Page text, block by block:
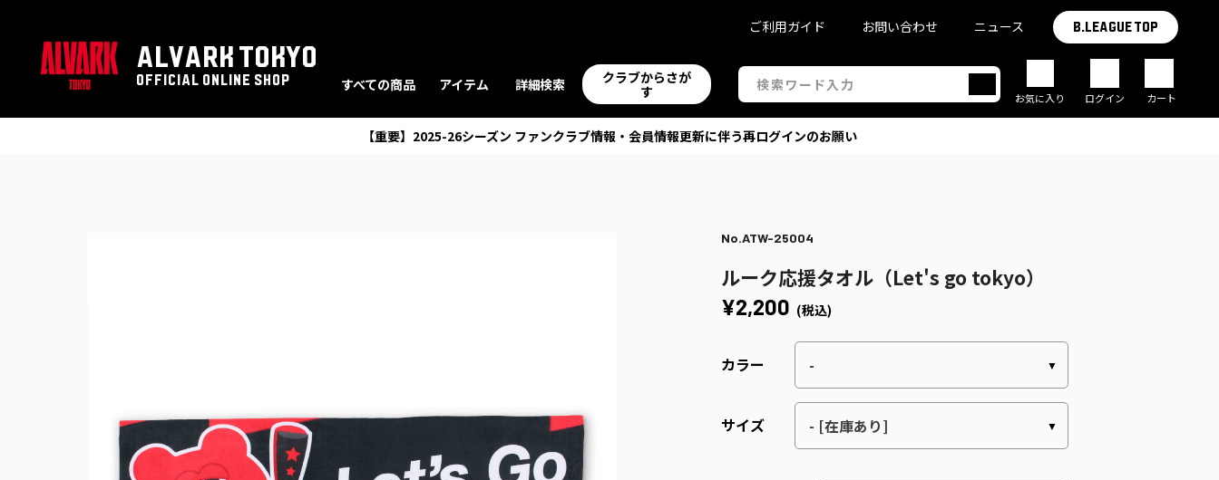
ALVARK TOKYO
OFFICIAL ONLINE SHOP すべての商品 アイテム 詳細検索
クラブからさが
す
ご利用ガイド お問い合わせ ニュース B.LEAGUE TOP
お気に入り ログイン カート
【重要】2025-26シーズン ファンクラブ情報・会員情報更新に伴う再ログインのお願い
No.ATW-25004
ルーク応援タオル（Let's go tokyo）
¥2,200 (税込)
カラー
サイズ